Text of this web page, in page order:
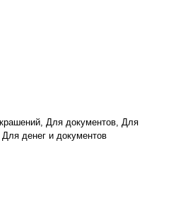
Для документов, Для
денег и документов